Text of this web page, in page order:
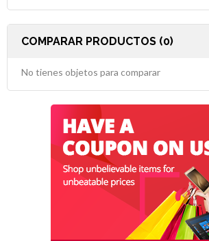
COMPARAR PRODUCTOS (0)
No tienes objetos para comparar